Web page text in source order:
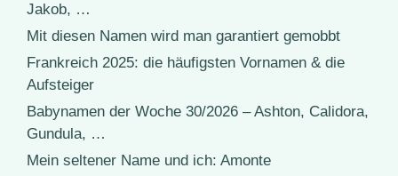
Jakob, …
Mit diesen Namen wird man garantiert gemobbt
Frankreich 2025: die häufigsten Vornamen & die
Aufsteiger
Babynamen der Woche 30/2026 – Ashton, Calidora,
Gundula, …
Mein seltener Name und ich: Amonte